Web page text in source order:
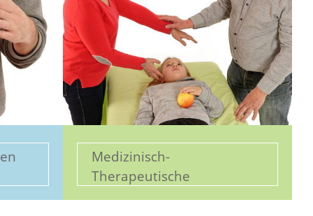
Medizinisch-
Therapeutische